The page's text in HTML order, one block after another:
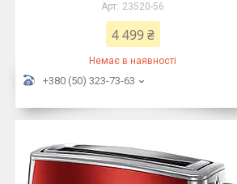
23520-56
4 499 ₴
Немає в наявності
+380 (50) 323-73-63